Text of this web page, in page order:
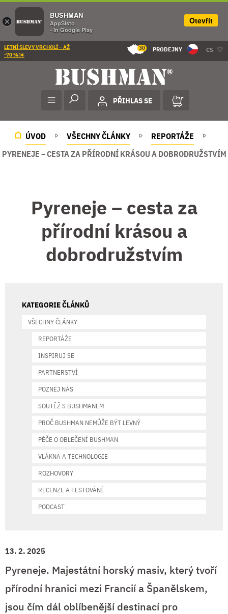
LETNÍ SLEVY VRCHOLÍ – AŽ
-70 %!☀️
30 PRODEJNY CS
PŘIHLAS SE
ÚVOD VŠECHNY ČLÁNKY
REPORTÁŽE
PYRENEJE – CESTA ZA PŘÍRODNÍ KRÁSOU A DOBRODRUŽSTVÍM
Pyreneje – cesta za
přírodní krásou a
dobrodružstvím
13. 2. 2025
Pyreneje. Majestátní horský masiv, který tvoří
přírodní hranici mezi Francií a Španělskem,
jsou čím dál oblíbenější destinací pro
KATEGORIE ČLÁNKŮ
VŠECHNY ČLÁNKY
REPORTÁŽE
INSPIRUJ SE
PARTNERSTVÍ
POZNEJ NÁS
SOUTĚŽ S BUSHMANEM
PROČ BUSHMAN NEMŮŽE BÝT LEVNÝ
PÉČE O OBLEČENÍ BUSHMAN
VLÁKNA A TECHNOLOGIE
ROZHOVORY
RECENZE A TESTOVÁNÍ
PODCAST
×
BUSHMAN
AppSisto
- In Google Play
Otevřít